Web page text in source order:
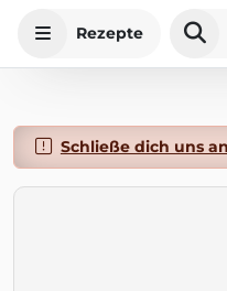
Rezepte
Schließe dich uns an